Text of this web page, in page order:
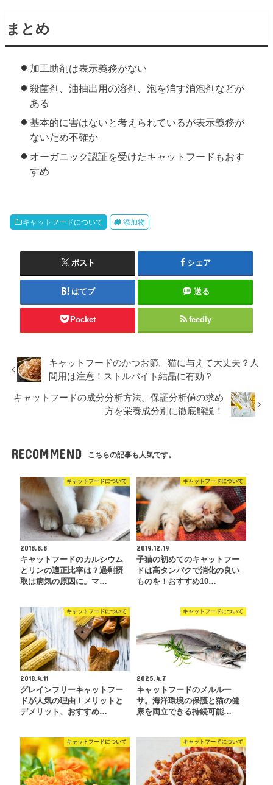
まとめ
加工助剤は表示義務がない
殺菌剤、油抽出用の溶剤、泡を消す消泡剤などが
ある
基本的に害はないと考えられているが表示義務が
ないため不確か
オーガニック認証を受けたキャットフードもおす
すめ
キャットフードについて 添加物
ポスト シェア
はてブ 送る
Pocket feedly
キャットフードのかつお節。猫に与えて大丈夫？人
間用は注意！ストルバイト結晶に有効？
キャットフードの成分分析方法。保証分析値の求め
方を栄養成分別に徹底解説！
RECOMMEND こちらの記事も人気です。
キャットフードについて
2018.8.8
キャットフードのカルシウム
とリンの適正比率は？過剰摂
取は病気の原因に。マ…
キャットフードについて
2019.12.19
子猫の初めてのキャットフー
ドは高タンパクで消化の良い
ものを！おすすめ10…
キャットフードについて
2018.4.11
グレインフリーキャットフー
ドが人気の理由！メリットと
デメリット、おすすめ…
キャットフードについて
2025.4.7
キャットフードのメルルー
サ。海洋環境の保護と猫の健
康を両立できる持続可能…
キャットフードについて キャットフードについて